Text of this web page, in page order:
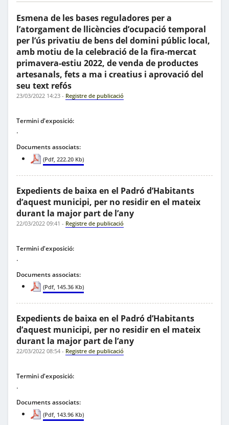
Esmena de les bases reguladores per a
l’atorgament de llicències d’ocupació temporal
per l’ús privatiu de bens del domini públic local,
amb motiu de la celebració de la fira-mercat
primavera-estiu 2022, de venda de productes
artesanals, fets a ma i creatius i aprovació del
seu text refós
23/03/2022 14:23 - Registre de publicació
Termini d'exposició:
.
Documents associats:
(Pdf, 222.20 Kb)
Expedients de baixa en el Padró d’Habitants
d’aquest municipi, per no residir en el mateix
durant la major part de l’any
22/03/2022 09:41 - Registre de publicació
Termini d'exposició:
.
Documents associats:
(Pdf, 145.36 Kb)
Expedients de baixa en el Padró d’Habitants
d’aquest municipi, per no residir en el mateix
durant la major part de l’any
22/03/2022 08:54 - Registre de publicació
Termini d'exposició:
.
Documents associats:
(Pdf, 143.96 Kb)